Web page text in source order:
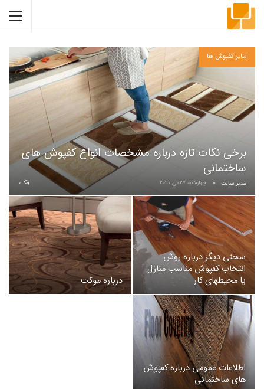
سایر کفپوش ها
برخی نکات تازه درباره مشخصات انواع کفپوش های
ساختمانی
مدیر سایت چهارشنبه 27می, 2020
سخنی دیگر درباره روش
انتخاب کفپوش مناسب منازل
یا محیطهای کار
درباره موکت
اطلاعات عمومی درباره کفپوش
های ساختمانی